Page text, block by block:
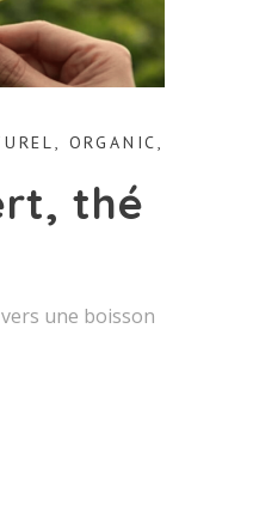
, ORGANIC,
thé
une boisson